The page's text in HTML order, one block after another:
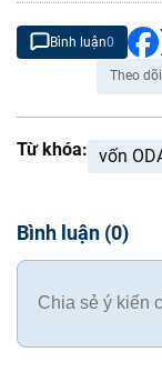
Bình luận0
Theo
Từ khóa: vốn
Bình luận (0)